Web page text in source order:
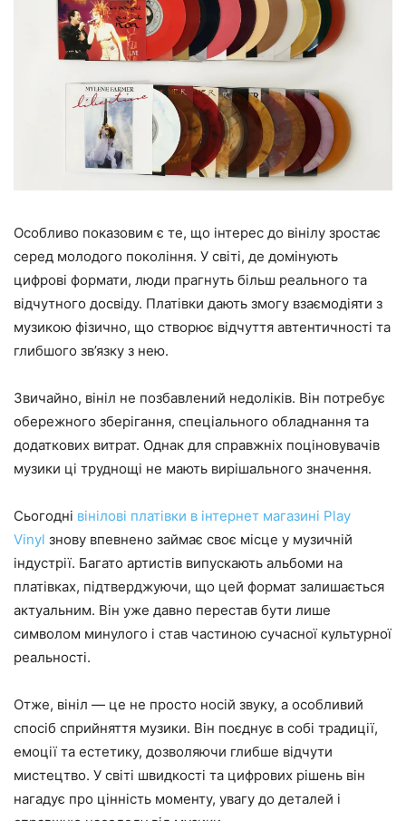
Особливо показовим є те, що інтерес до вінілу зростає
серед молодого покоління. У світі, де домінують
цифрові формати, люди прагнуть більш реального та
відчутного досвіду. Платівки дають змогу взаємодіяти з
музикою фізично, що створює відчуття автентичності та
глибшого зв’язку з нею.
Звичайно, вініл не позбавлений недоліків. Він потребує
обережного зберігання, спеціального обладнання та
додаткових витрат. Однак для справжніх поціновувачів
музики ці труднощі не мають вирішального значення.
Сьогодні вінілові платівки в інтернет магазині Play
Vinyl знову впевнено займає своє місце у музичній
індустрії. Багато артистів випускають альбоми на
платівках, підтверджуючи, що цей формат залишається
актуальним. Він уже давно перестав бути лише
символом минулого і став частиною сучасної культурної
реальності.
Отже, вініл — це не просто носій звуку, а особливий
спосіб сприйняття музики. Він поєднує в собі традиції,
емоції та естетику, дозволяючи глибше відчути
мистецтво. У світі швидкості та цифрових рішень він
нагадує про цінність моменту, увагу до деталей і